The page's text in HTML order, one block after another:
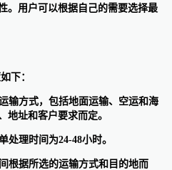
。用户可以根据自己的需要选择最
下：
输方式，包括地面运输、空运和海
地址和客户要求而定。
处理时间为24-48小时。
根据所选的运输方式和目的地而